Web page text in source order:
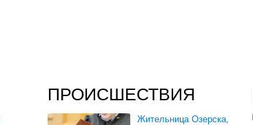
ПРОИСШЕСТВИЯ
Жительница Озерска,